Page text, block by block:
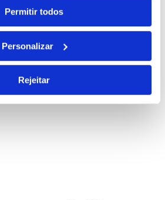
Permitir todos
Personalizar
Rejeitar